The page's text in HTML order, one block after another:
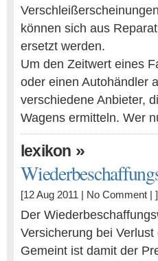
können sich aus
ersetzt werden.
Um den Zeitwert eines
oder einen Autohändler
verschiedene Anbieter,
Wagens ermitteln. Wer
lexikon »
[12 Aug 2011 | No Comment | ]
Der
Versicherung bei
Gemeint ist damit der